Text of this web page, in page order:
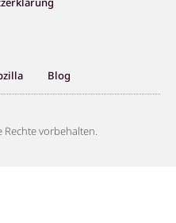
Blog
Rechte vorbehalten.